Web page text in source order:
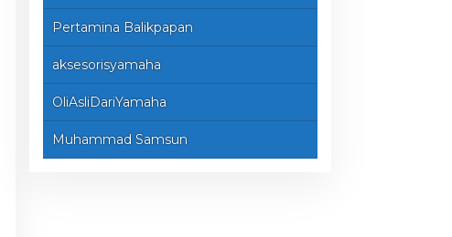
Pertamina Balikpapan
aksesorisyamaha
OliAsliDariYamaha
Muhammad Samsun